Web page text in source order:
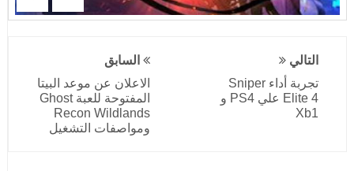
التالي
تجربة أداء Sniper
Elite 4 علي PS4 و
Xb1
السابق
الاعلان عن موعد البيتا
المفتوحة للعبة Ghost
Recon Wildlands
ومواصفات التشغيل